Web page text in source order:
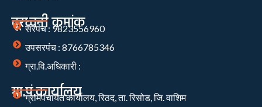
दूरध्वनी क्रमांक
सरपंच : 9823556960
उपसरपंच : 8766785346
ग्रा.वि.अधिकारी :
ग्रा.पं.कार्यालय
ग्रामपंचायत कार्यालय, रिठद, ता. रिसोड, जि. वाशिम